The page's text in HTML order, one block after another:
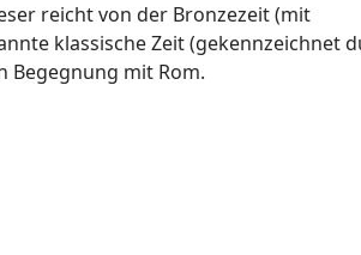
reicht von der Bronzezeit (mit
klassische Zeit (gekennzeichnet
Begegnung mit Rom.